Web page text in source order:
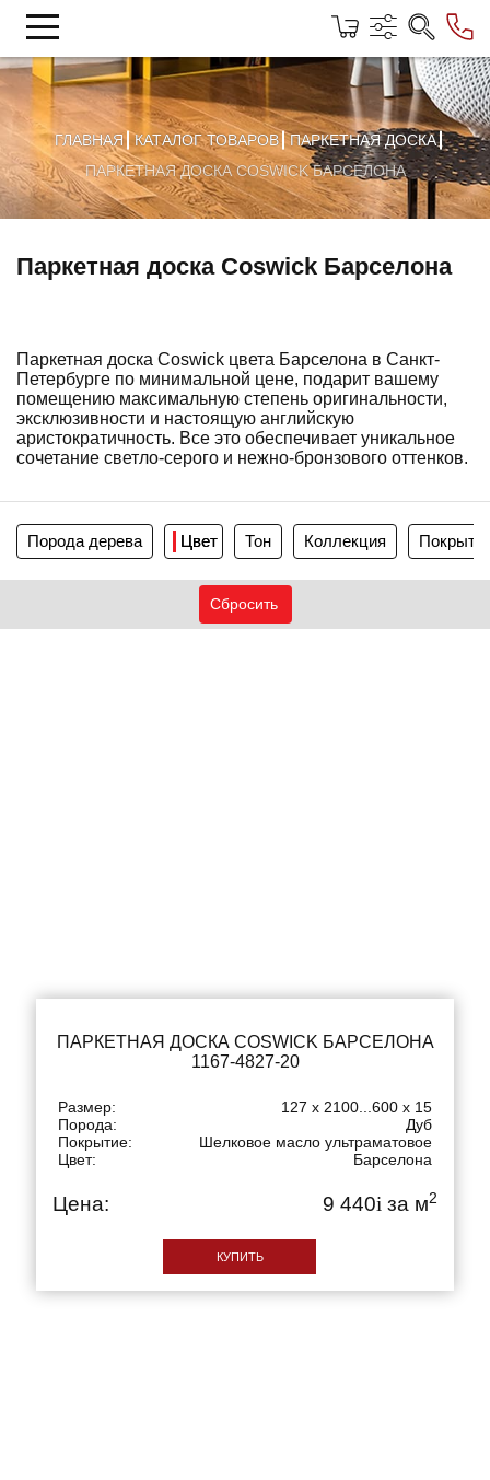
ГЛАВНАЯ КАТАЛОГ ТОВАРОВ
ПАРКЕТНАЯ ДОСКА
ПАРКЕТНАЯ ДОСКА COSWICK БАРСЕЛОНА
Паркетная доска Coswick Барселона
Паркетная доска Coswick цвета Барселона в Санкт-
Петербурге по минимальной цене, подарит вашему
помещению максимальную степень оригинальности,
эксклюзивности и настоящую английскую
аристократичность. Все это обеспечивает уникальное
сочетание светло-серого и нежно-бронзового оттенков.
Порода дерева Цвет Тон Коллекция
ПАРКЕТНАЯ ДОСКА COSWICK БАРСЕЛОНА
1167-4827-20
Размер:
127 x 2100...600 x 15
Порода:
Дуб
Покрытие:
Шелковое масло ультраматовое
Цвет:
Барселона
Цена: 9 440i за м2
КУПИТЬ